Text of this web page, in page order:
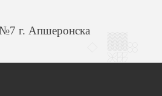
№7 г. Апшеронска